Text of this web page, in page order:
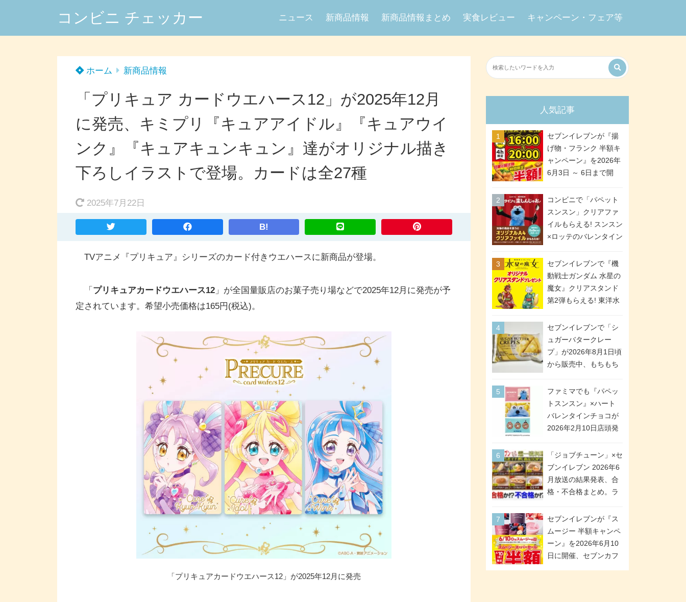
コンビニ チェッカー ニュース 新商品情報 新商品情報まとめ 実食レビュー キャンペーン・フェア等
ホーム 新商品情報
「プリキュア カードウエハース12」が2025年12月
に発売、キミプリ『キュアアイドル』『キュアウイ
ンク』『キュアキュンキュン』達がオリジナル描き
下ろしイラストで登場。カードは全27種
2025年7月22日
B!
TVアニメ『プリキュア』シリーズのカード付きウエハースに新商品が登場。
「 プリキュアカードウエハース12 」が全国量販店のお菓子売り場などで2025年12月に発売が予
定されています。希望小売価格は165円(税込)。
「プリキュアカードウエハース12」が2025年12月に発売
人気記事
セブンイレブンが『揚
げ物・フランク 半額キ
ャンペーン』を2026年
6月3日 ～ 6日まで開
などが「揚げ物スーパ
ーセール」でお得に! 各
日16:00 ～ 20:00の4時
間限定で実施。ななチ
メリカンドッグが税抜
き69円!
コンビニで「パペット
スンスン」クリアファ
イルもらえる! スンスン
×ロッテのバレンタイン
スタート。セブン、フ
ァミマ、ローソンの3社
で異なるデザイン＆対
象商品
セブンイレブンで『機
動戦士ガンダム 水星の
魔女』クリアスタンド
第2弾もらえる! 東洋水
ペーンが2026年5月26
日スタート。浴衣＆た
ぬき・キツネ姿のスレ
ッタ / ミオリネ / グエ
号・5号) / シャディク
ドになって登場!
セブンイレブンで「シ
ュガーバタークレー
プ」が2026年8月1日頃
から販売中、もちもち
シュガー＆バターをレ
ンジアップで手軽に楽
しめる冷凍食品。2個入
り
ファミマでも『パペッ
トスンスン』×ハート
バレンタインチョコが
2026年2月10日店頭発
チョコ」「チョコ缶」
「ツインギフト」が登
場
「ジョブチューン」×セ
ブンイレブン 2026年6
月放送の結果発表、合
格・不合格まとめ。ラ
合格「金のハンバー
グ」。満場一致合格数
は6商品、合格数は2商
品。TVerでの見逃し配
セブンイレブンが『ス
ムージー 半額キャンペ
ーン』を2026年6月10
日に開催、セブンカフ